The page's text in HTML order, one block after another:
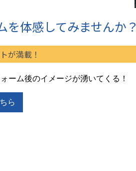
を体感してみませんか
が満載！
ーム後のイメージが湧いてくる！
ら